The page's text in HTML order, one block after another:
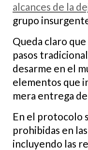
alcances de la
grupo
Queda claro
pasos
desarme en el
elementos que
mera entrega
En el protocolo
prohibidas en
incluyendo las